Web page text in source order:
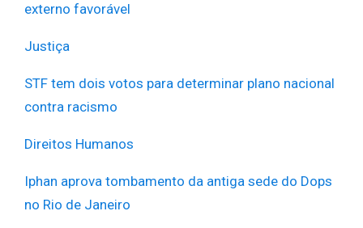
externo favorável
Justiça
STF tem dois votos para determinar plano nacional
contra racismo
Direitos Humanos
Iphan aprova tombamento da antiga sede do Dops
no Rio de Janeiro